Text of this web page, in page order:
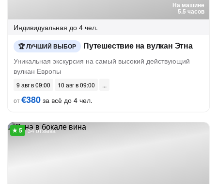
На машине
5.5 часов
Индивидуальная до 4 чел.
ЛУЧШИЙ ВЫБОР Путешествие на вулкан Этна
Уникальная экскурсия на самый высокий действующий
вулкан Европы
9 авг в 09:00
10 авг в 09:00
от€380 за всё до 4 чел.
34 отзыва